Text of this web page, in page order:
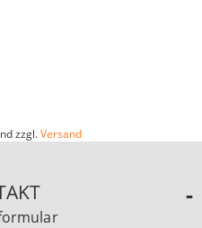
zzgl.Versand